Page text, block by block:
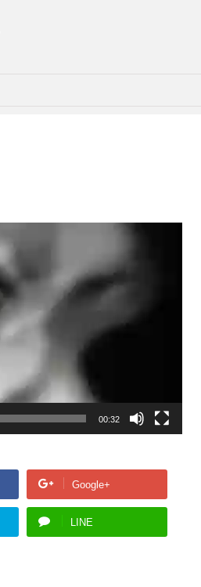
00:32
Google+
LINE